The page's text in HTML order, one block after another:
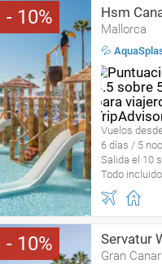
10 Hsm
Mallorca
💦
Vuelos
6 días / 5
Salida el 10
Todo incluido
10 Servatur
Gran